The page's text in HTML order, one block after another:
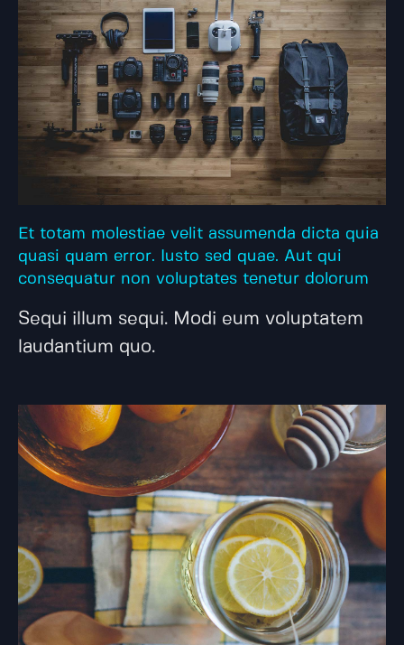
Et totam molestiae velit assumenda dicta quia
quasi quam error. Iusto sed quae. Aut qui
consequatur non voluptates tenetur dolorum
Sequi illum sequi. Modi eum voluptatem
laudantium quo.